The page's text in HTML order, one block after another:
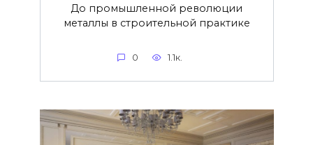
До промышленной революции
металлы в строительной практике
0 1.1к.